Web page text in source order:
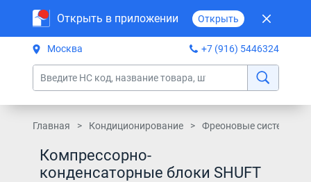
Открыть в приложении Открыть
Москва +7 (916) 5446324
Главная Кондиционирование Фреоновые системы
Компрессорно-
конденсаторные блоки SHUFT